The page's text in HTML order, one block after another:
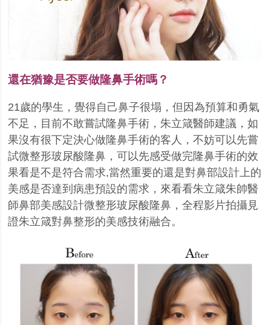
還在猶豫是否要做隆鼻手術嗎？
21歲的學生，覺得自己鼻子很塌，但因為預算和勇氣
不足，目前不敢嘗試隆鼻手術，朱立箴醫師建議，如
果沒有很下定決心做隆鼻手術的客人，不妨可以先嘗
試微整形玻尿酸隆鼻，可以先感受做完隆鼻手術的效
果看是不是符合需求,當然重要的還是對鼻部設計上的
美感是否達到病患預設的需求，來看看朱立箴朱帥醫
師鼻部美感設計微整形玻尿酸隆鼻，全程影片拍攝見
證朱立箴對鼻整形的美感技術融合。